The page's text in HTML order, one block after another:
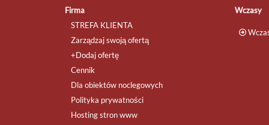
Firma
STREFA KLIENTA
Zarządzaj swoją ofertą
+Dodaj ofertę
Cennik
Dla obiektów noclegowych
Polityka prywatności
Hosting stron www
Wczasy